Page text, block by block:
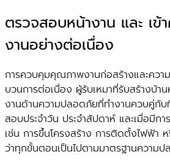
ตรวจสอบหน้างาน และ เ
งานอย่างต่อเนื่อง
การควบคุมคุณภาพงานก่อสร้างและควา
บวนการต่อเนื่อง ผู้รับเหมาที่รับสร้างบ้า
งานด้านความปลอดภัยที่ทำงานควบคู่กับ
สอบประจำวัน ประจำสัปดาห์ และเมื่อมีก
เช่น การขึ้นโครงสร้าง การติดตั้งไฟฟ้า
ว่าทุกขั้นตอนเป็นไปตามมาตรฐานความ